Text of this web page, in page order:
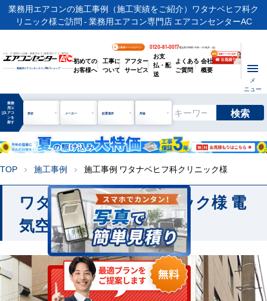
業務用エアコンの施工事例（施工実績をご紹介）ワタナベヒフ科ク
リニック様ご訪問 - 業務用エアコン専門店 エアコンセンターAC
ビル・工場用から店舗・事務所まで | 業務用エアコン専門店
業務用エアコンオンラインNo.1ショップ
お客様ページログイン 0120-81-0017電話受付時間 / 9:00～17:30(月～金)
初めての
お客様へ
工事に
ついて
アフター
サービス
お支
払・配
送
よくある
ご質問
会社
概要
メ
ニュー
manage_search
業務
用エ
アコ
ンを
探す
形状 メーカー 設置場所 用途 検索
TOP chevron_right 施工事例 chevron_right 施工事例 ワタナベヒフ科クリニック様
ワタナベヒフ科クリニック様 電
気空調設備更新工事